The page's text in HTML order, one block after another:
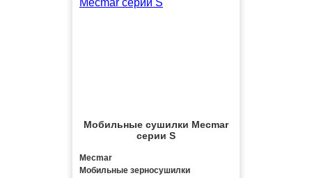
Мобильные сушилки Mecmar
серии S
Mecmar
Мобильные зерносушилки